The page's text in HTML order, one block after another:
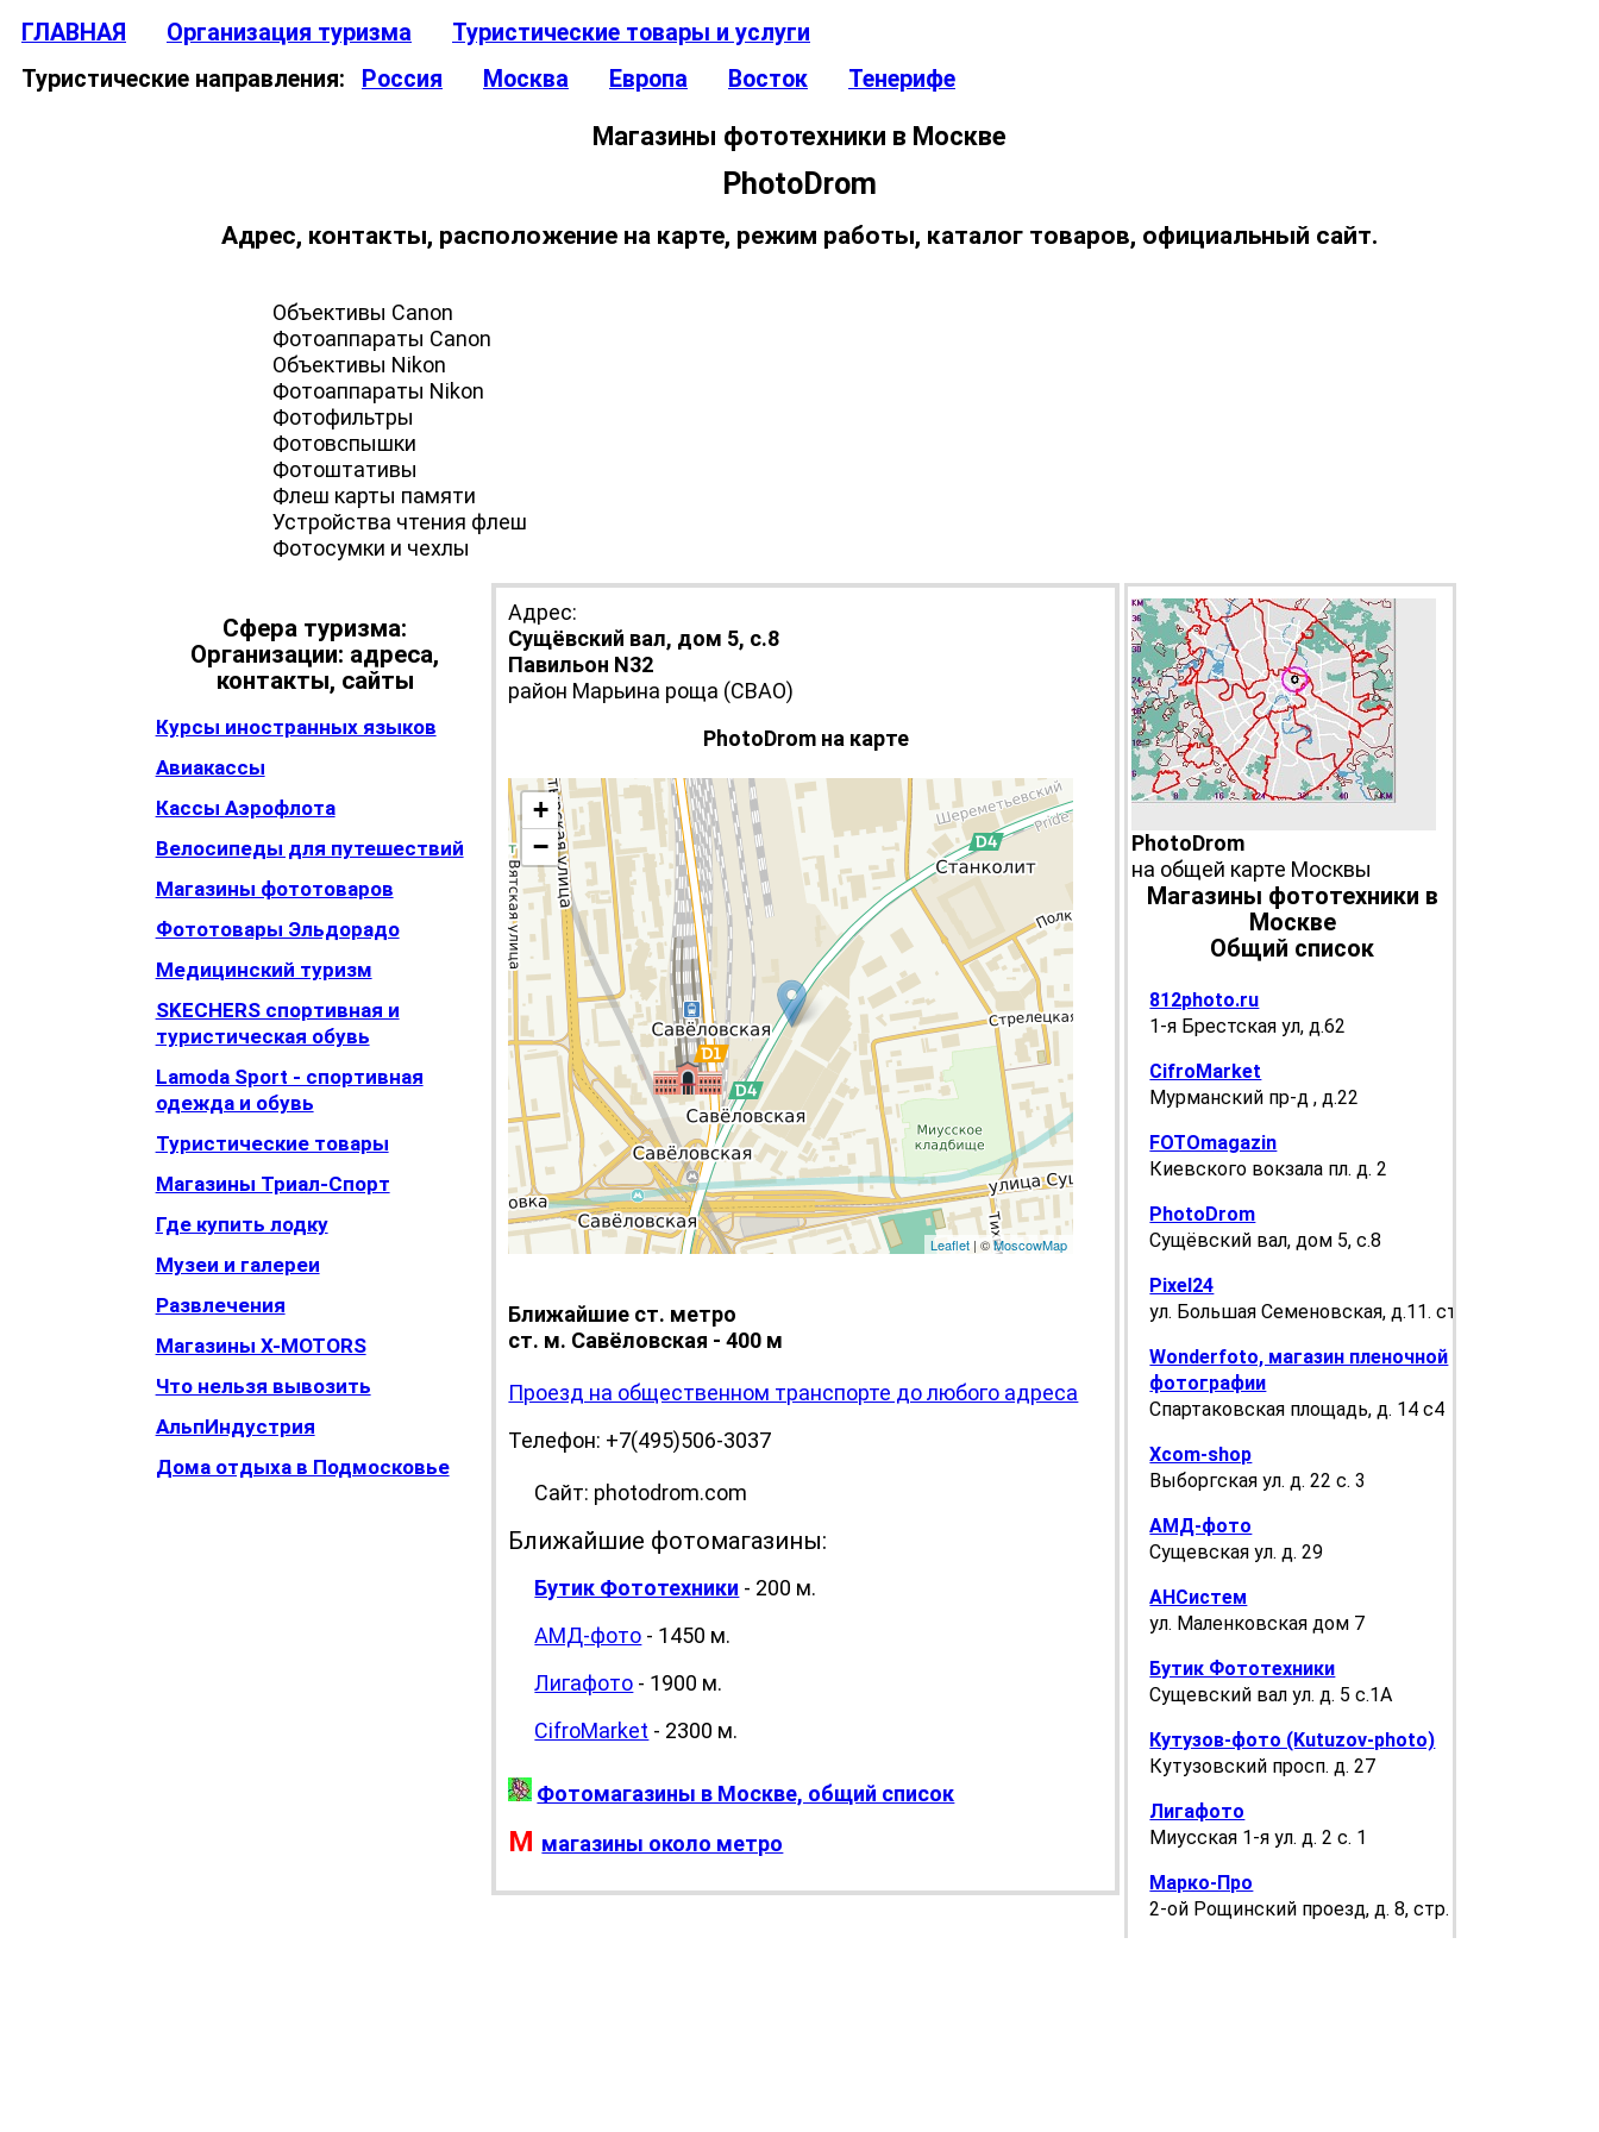
ГЛАВНАЯ Организация туризма
Туристические товары и услуги
Туристические направления:
Россия Москва Европа Восток Тенерифе
Магазины фототехники в Москве
PhotoDrom
Адрес, контакты, расположение на карте, режим работы, каталог товаров, официальный сайт.
Объективы Canon
Фотоаппараты Canon
Объективы Nikon
Фотоаппараты Nikon
Фотофильтры
Фотовспышки
Фотоштативы
Флеш карты памяти
Устройства чтения флеш
Фотосумки и чехлы
Сфера туризма:
Организации: адреса,
контакты, сайты
Курсы иностранных языков
Авиакассы
Кассы Аэрофлота
Велосипеды для путешествий
Магазины фототоваров
Фототовары Эльдорадо
Медицинский туризм
SKECHERS спортивная и
туристическая обувь
Lamoda Sport - спортивная
одежда и обувь
Туристические товары
Магазины Триал-Спорт
Где купить лодку
Музеи и галереи
Развлечения
Магазины X-MOTORS
Что нельзя вывозить
АльпИндустрия
Дома отдыха в Подмосковье
Адрес:
Сущёвский вал, дом 5, с.8
Павильон N32
район Марьина роща (СВАО)
PhotoDrom на карте
+
−
Leaflet | ©MoscowMap
Ближайшие ст. метро
ст. м. Савёловская - 400 м
Проезд на общественном транспорте до любого адреса
Телефон: +7(495)506-3037
Сайт: photodrom.com
Ближайшие фотомагазины:
Бутик Фототехники - 200 м.
АМД-фото - 1450 м.
Лигафото - 1900 м.
CifroMarket - 2300 м.
Фотомагазины в Москве, общий список
М магазины около метро
PhotoDrom
на общей карте Москвы
Магазины фототехники в
Москве
Общий список
812photo.ru
1-я Брестская ул, д.62
CifroMarket
Мурманский пр-д , д.22
FOTOmagazin
Киевского вокзала пл. д. 2
PhotoDrom
Сущёвский вал, дом 5, с.8
Pixel24
ул. Большая Семеновская, д.11. стр. 5
Wonderfoto, магазин пленочной
фотографии
Спартаковская площадь, д. 14 с4
Xcom-shop
Выборгская ул. д. 22 с. 3
АМД-фото
Сущевская ул. д. 29
АНСистем
ул. Маленковская дом 7
Бутик Фототехники
Сущевский вал ул. д. 5 с.1А
Кутузов-фото (Kutuzov-photo)
Кутузовский просп. д. 27
Лигафото
Миусская 1-я ул. д. 2 с. 1
Марко-Про
2-ой Рощинский проезд, д. 8, cтр. 5